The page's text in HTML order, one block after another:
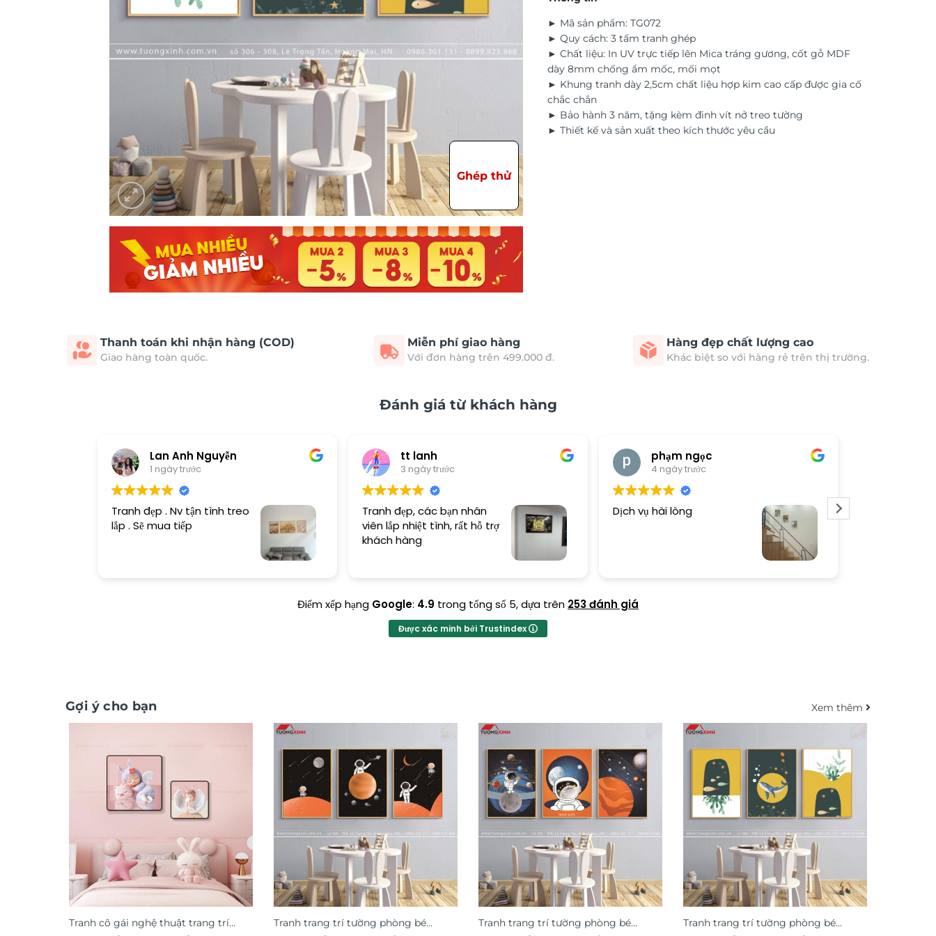
Ghép thử
► Mã sản phẩm: TG072
► Quy cách: 3 tấm tranh ghép
► Chất liệu: In UV trực tiếp lên Mica tráng gương, cốt gỗ MDF
dày 8mm chống ẩm mốc, mối mọt
► Khung tranh dày 2,5cm chất liệu hợp kim cao cấp được gia cố
chắc chắn
► Bảo hành 3 năm, tặng kèm đinh vít nở treo tường
► Thiết kế và sản xuất theo kích thước yêu cầu
Thanh toán khi nhận hàng (COD)
Giao hàng toàn quốc.
Miễn phí giao hàng
Với đơn hàng trên 499.000 đ.
Hàng đẹp chất lượng cao
Khác biệt so với hàng rẻ trên thị trường.
Đánh giá từ khách hàng
Lan Anh Nguyễn
1 ngày trước
Tranh đẹp . Nv tận tình treo
lắp . Sẽ mua tiếp
tt lanh
3 ngày trước
Tranh đẹp, các bạn nhân
viên lắp nhiệt tình, rất hỗ trợ
khách hàng
phạm ngọc
4 ngày trước
Dịch vụ hài lòng
Điểm xếp hạng Google: 4.9 trong tổng số 5,dựa trên 253 đánh giá
Được xác minh bởi Trustindex
Gợi ý cho bạn Xem thêm
Tranh cô gái nghệ thuật trang trí
Tranh trang trí tường phòng bé
Tranh trang trí tường phòng bé
Tranh trang trí tường phòng bé